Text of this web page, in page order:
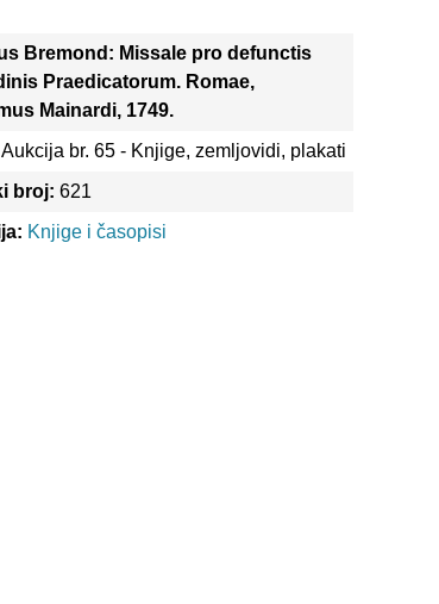
Bremond: Missale pro defunctis
Praedicatorum. Romae,
Mainardi, 1749.
Aukcija br. 65 - Knjige, zemljovidi, plakati
broj: 621
Knjige i časopisi